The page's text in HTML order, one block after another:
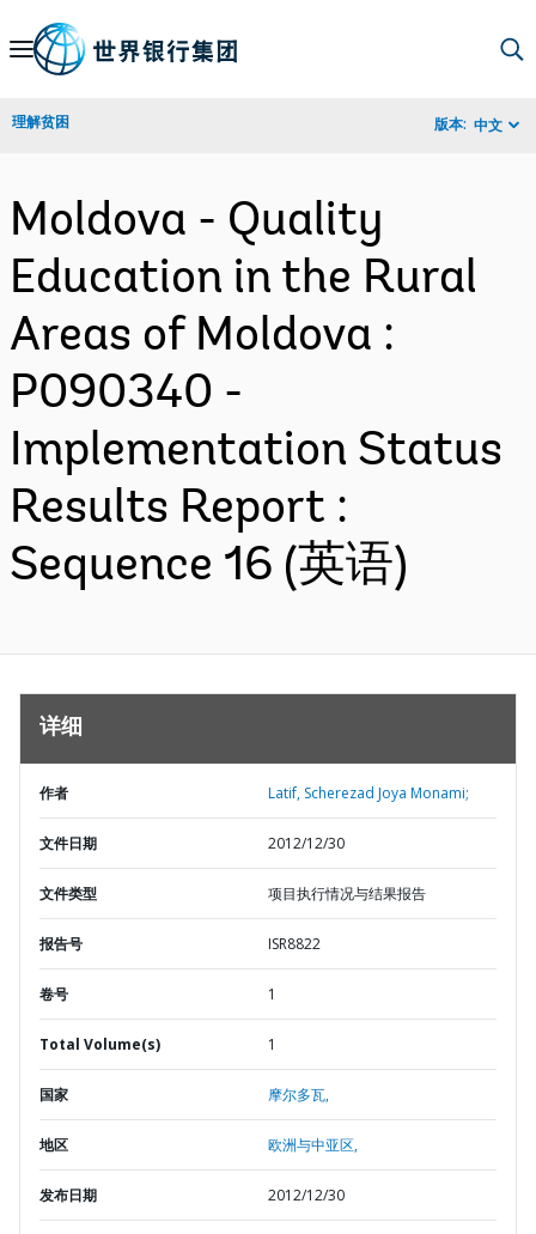
Skip
Navigation
理解贫困 版本: 中文
Moldova - Quality
Education in the Rural
Areas of Moldova :
P090340 -
Implementation Status
Results Report :
Sequence 16 (英语)
详细
作者 Latif, Scherezad Joya Monami;
文件日期 2012/12/30
文件类型 项目执行情况与结果报告
报告号 ISR8822
卷号 1
Total Volume(s) 1
国家 摩尔多瓦,
地区 欧洲与中亚区,
发布日期 2012/12/30